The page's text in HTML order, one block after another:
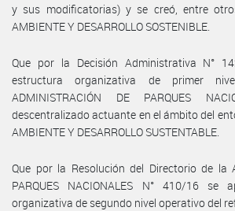
y sus modificatorias) y se creó, entre
AMBIENTE Y DESARROLLO SOSTENIBLE.
Que por la Decisión Administrativa N°
estructura organizativa de primer
ADMINISTRACIÓN DE PARQUES
descentralizado actuante en el ámbito del
AMBIENTE Y DESARROLLO SUSTENTABLE.
Que por la Resolución del Directorio de la
PARQUES NACIONALES N° 410/16 se
organizativa de segundo nivel operativo del